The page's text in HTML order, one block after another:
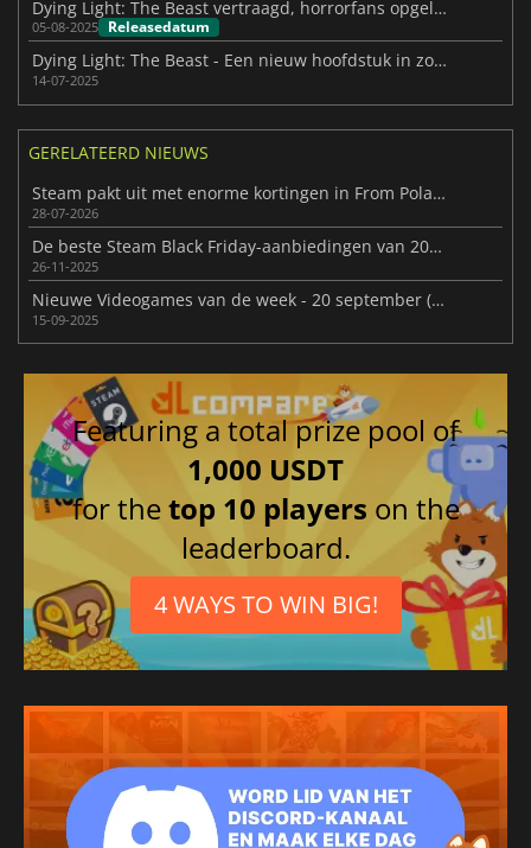
Dying Light: The Beast vertraagd, horrorfans opgelet!
05-08-2025 Releasedatum
Dying Light: The Beast - Een nieuw hoofdstuk in zombies overleven
14-07-2025
GERELATEERD NIEUWS
Steam pakt uit met enorme kortingen in From Poland With Love
28-07-2026
De beste Steam Black Friday-aanbiedingen van 2025 op één plek
26-11-2025
Nieuwe Videogames van de week - 20 september (week 38)
15-09-2025
Featuring a total prize pool of
1,000 USDT
for thetop 10 players on the
leaderboard.
4 WAYS TO WIN BIG!